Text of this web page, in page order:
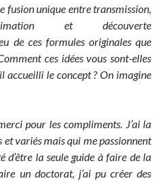
fusion unique entre transmission,
et découverte
de ces formules originales que
ces idées vous sont-elles
accueilli le concept ? On imagine
pour les compliments. J’ai la
et variés mais qui me passionnent
la seule guide à faire de la
un doctorat, j’ai pu créer des